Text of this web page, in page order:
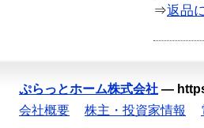
⇒返品
ぷらっとホーム株式会社 —
会社概要
株主・投資家情報